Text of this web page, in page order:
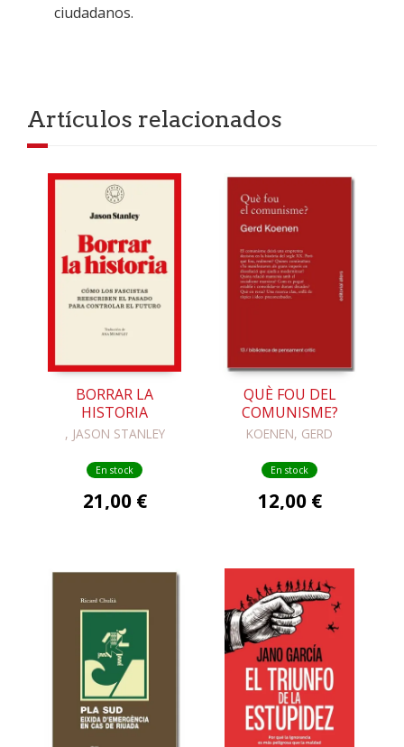
ciudadanos.
Artículos relacionados
BORRAR LA
HISTORIA
, JASON STANLEY
En stock
21,00 €
QUÈ FOU DEL
COMUNISME?
KOENEN, GERD
En stock
12,00 €